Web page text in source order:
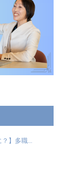
】多職...